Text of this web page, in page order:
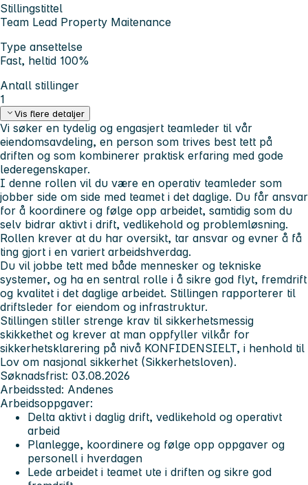
Stillingstittel
Team Lead Property Maitenance
Type ansettelse
Fast, heltid 100%
Antall stillinger
1
Vis flere detaljer
Vi søker en tydelig og engasjert teamleder til vår
eiendomsavdeling, en person som trives best tett på
driften og som kombinerer praktisk erfaring med gode
lederegenskaper.
I denne rollen vil du være en operativ teamleder som
jobber side om side med teamet i det daglige. Du får ansvar
for å koordinere og følge opp arbeidet, samtidig som du
selv bidrar aktivt i drift, vedlikehold og problemløsning.
Rollen krever at du har oversikt, tar ansvar og evner å få
ting gjort i en variert arbeidshverdag.
Du vil jobbe tett med både mennesker og tekniske
systemer, og ha en sentral rolle i å sikre god flyt, fremdrift
og kvalitet i det daglige arbeidet. Stillingen rapporterer til
driftsleder for eiendom og infrastruktur.
Stillingen stiller strenge krav til sikkerhetsmessig
skikkethet og krever at man oppfyller vilkår for
sikkerhetsklarering på nivå KONFIDENSIELT, i henhold til
Lov om nasjonal sikkerhet (Sikkerhetsloven).
Søknadsfrist: 03.08.2026
Arbeidssted: Andenes
Arbeidsoppgaver:
Delta aktivt i daglig drift, vedlikehold og operativt
arbeid
Planlegge, koordinere og følge opp oppgaver og
personell i hverdagen
Lede arbeidet i teamet ute i driften og sikre god